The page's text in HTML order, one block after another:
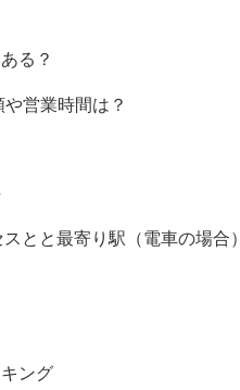
る？
営業時間は？
とと最寄り駅（電車の場合）
ング